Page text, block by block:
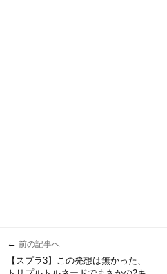
← 前の記事へ
【スプラ3】この発想は無かった、